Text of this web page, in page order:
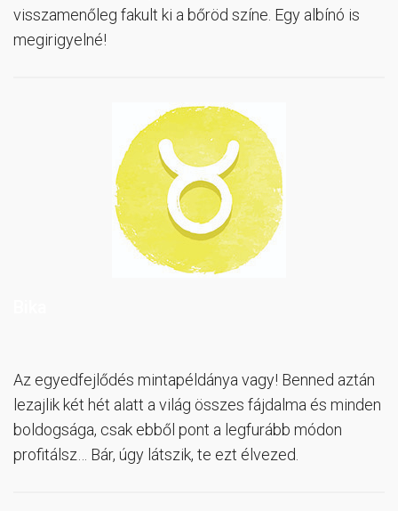
visszamenőleg fakult ki a bőröd színe. Egy albínó is
megirigyelné!
Az egyedfejlődés mintapéldánya vagy! Benned aztán
lezajlik két hét alatt a világ összes fájdalma és minden
boldogsága, csak ebből pont a legfurább módon
profitálsz… Bár, úgy látszik, te ezt élvezed.